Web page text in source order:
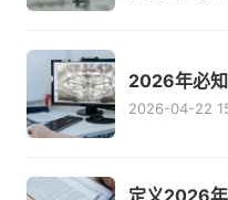
2026年必
2026-04-22